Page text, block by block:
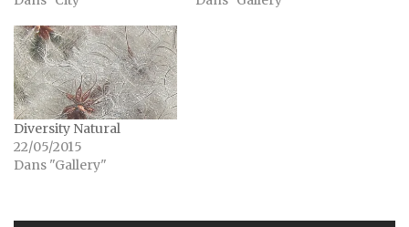
Diversity Natural
22/05/2015
Dans "Gallery"